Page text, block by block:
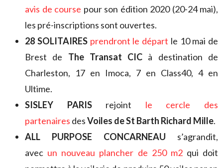
avis de course pour son édition 2020 (20-24 mai),
les pré-inscriptions sont ouvertes.
28 SOLITAIRES prendront le départ le 10 mai de
Brest de The Transat CIC à destination de
Charleston, 17 en Imoca, 7 en Class40, 4 en
Ultime.
SISLEY PARISrejoint le cercle des
partenaires desVoiles de St Barth Richard Mille.
ALL PURPOSE CONCARNEAU s’agrandit,
avec un nouveau plancher de 250 m2qui doit